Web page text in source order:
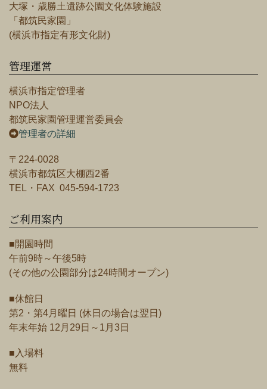
大塚・歳勝土遺跡公園文化体験施設
「都筑民家園」
(横浜市指定有形文化財)
管理運営
横浜市指定管理者
NPO法人
都筑民家園管理運営委員会
管理者の詳細
〒224-0028
横浜市都筑区大棚西2番
TEL・FAX 045-594-1723
ご利用案内
■開園時間
午前9時～午後5時
(その他の公園部分は24時間オープン)
■休館日
第2・第4月曜日 (休日の場合は翌日)
年末年始 12月29日～1月3日
■入場料
無料